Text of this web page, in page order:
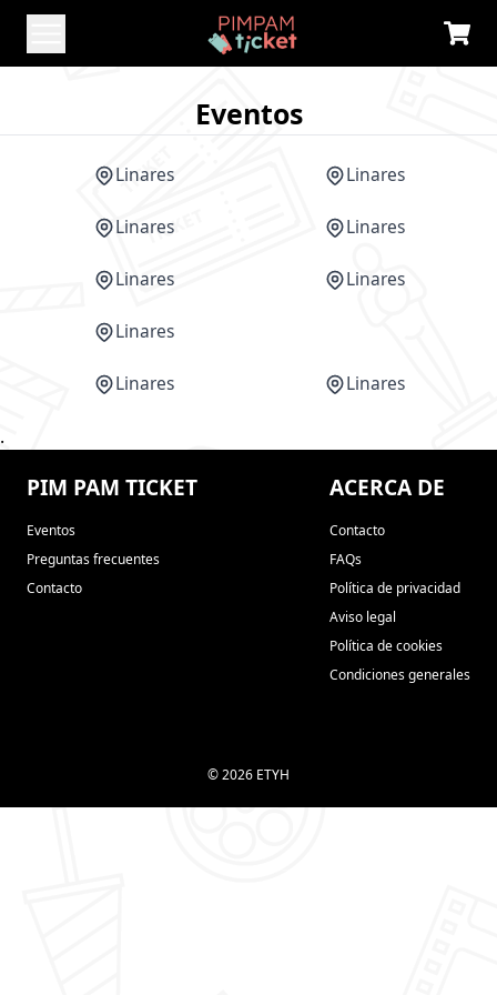
Eventos
Linares Linares
Linares Linares
Linares Linares
Linares
Linares Linares
.
PIM PAM TICKET
Eventos
Preguntas frecuentes
Contacto
ACERCA DE
Contacto
FAQs
Política de privacidad
Aviso legal
Política de cookies
Condiciones generales
© 2026 ETYH